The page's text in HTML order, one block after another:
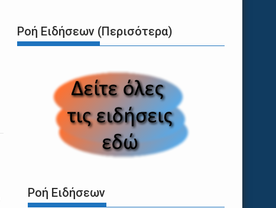
Ροή Ειδήσεων (Περισότερα)
Ροή Ειδήσεων